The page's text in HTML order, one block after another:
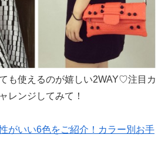
も使えるのが嬉しい2WAY♡注目カ
レンジしてみて！
がいい6色をご紹介！カラー別お手